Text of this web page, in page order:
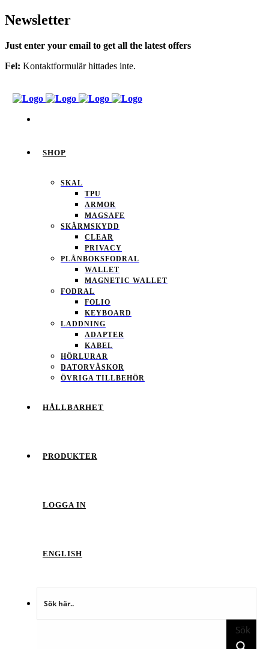
Newsletter
Just enter your email to get all the latest offers
Fel: Kontaktformulär hittades inte.
SHOP
SKAL
TPU
ARMOR
MAGSAFE
SKÄRMSKYDD
CLEAR
PRIVACY
PLÅNBOKSFODRAL
WALLET
MAGNETIC WALLET
FODRAL
FOLIO
KEYBOARD
LADDNING
ADAPTER
KABEL
HÖRLURAR
DATORVÄSKOR
ÖVRIGA TILLBEHÖR
HÅLLBARHET
PRODUKTER
LOGGA IN
ENGLISH
Sök